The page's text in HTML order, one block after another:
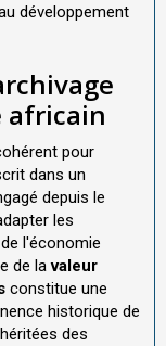
développement
africain
pour
dans un
depuis le
les
l'économie
de lavaleur
constitue une
historique de
des